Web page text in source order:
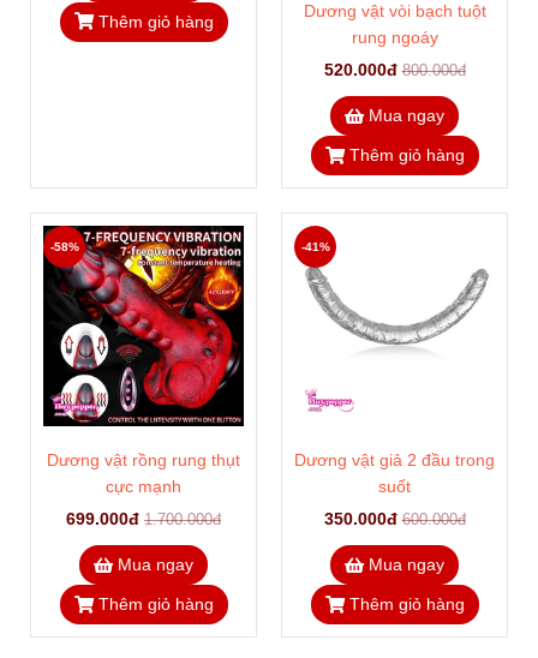
Thêm giỏ hàng
Dương vật vòi bạch tuột
rung ngoáy
520.000đ 800.000đ
Mua ngay
Thêm giỏ hàng
Dương vật rồng rung thụt
cực mạnh
699.000đ 1.700.000đ
-58%
Mua ngay
Thêm giỏ hàng
Dương vật giả 2 đầu trong
suốt
350.000đ 600.000đ
-41%
Mua ngay
Thêm giỏ hàng